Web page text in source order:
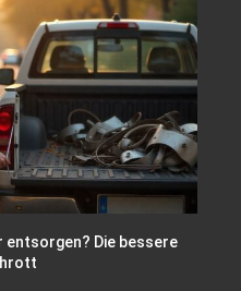
Die bessere